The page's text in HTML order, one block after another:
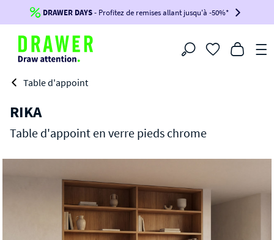
Jusqu'à-100€*sur votre commande !
BIKINI100
-voir conditions en bas de page-
DRAWER DAYS- Profitez de remises allant jusqu'à -50%*
Filtrer
Table d'appoint
RIKA
Table d'appoint en verre pieds chrome